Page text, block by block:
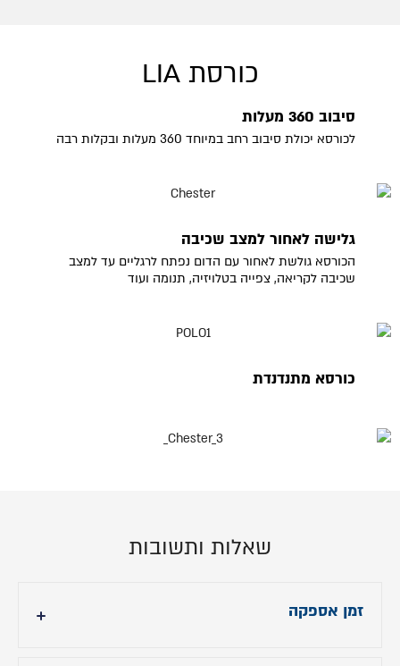
כורסת LIA
סיבוב 360 מעלות
לכורסא יכולת סיבוב רחב במיוחד 360 מעלות ובקלות רבה
גלישה לאחור למצב שכיבה
הכורסא גולשת לאחור עם הדום נפתח לרגליים עד למצב
שכיבה לקריאה, צפייה בטלויזיה, תנומה ועוד
כורסא מתנדנדת
שאלות ותשובות
זמן אספקה